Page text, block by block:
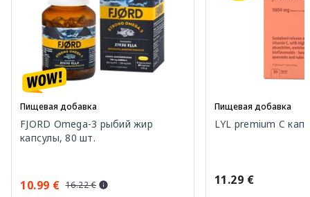
Пищевая добавка
FJORD Omega-3 рыбий жир
капсулы, 80 шт.
10.99 € 16.22 €
Пищевая добавка
LYL premium C
11.29 €